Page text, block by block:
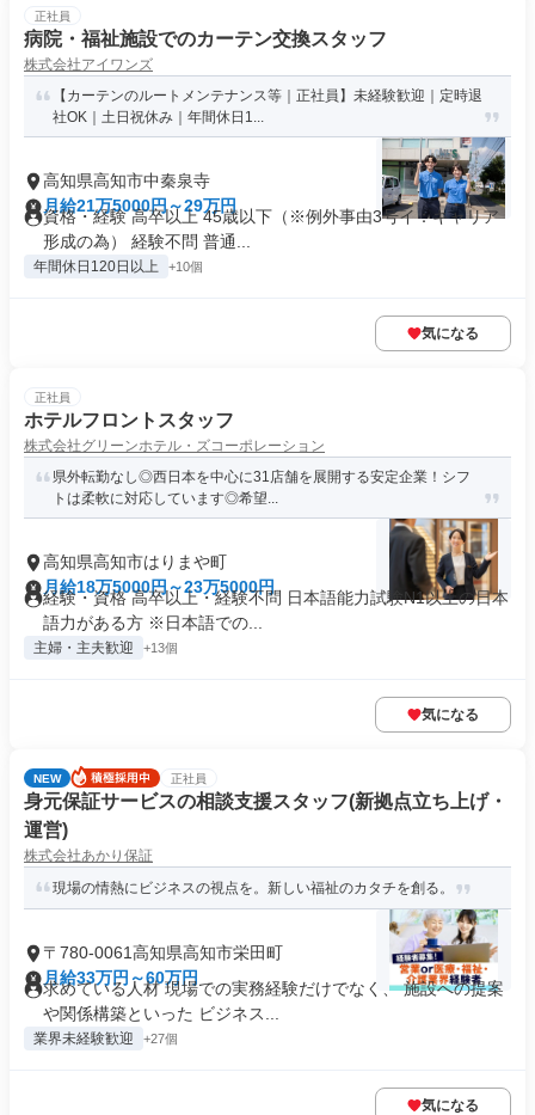
正社員
病院・福祉施設でのカーテン交換スタッフ
株式会社アイワンズ
【カーテンのルートメンテナンス等｜正社員】未経験歓迎｜定時退
社OK｜土日祝休み｜年間休日1...
高知県高知市中秦泉寺
月給21万5000円～29万円
資格・経験 高卒以上 45歳以下（※例外事由3号イ：キャリア
形成の為） 経験不問 普通...
年間休日120日以上 +10個
気になる
正社員
ホテルフロントスタッフ
株式会社グリーンホテル・ズコーポレーション
県外転勤なし◎西日本を中心に31店舗を展開する安定企業！シフ
トは柔軟に対応しています◎希望...
高知県高知市はりまや町
月給18万5000円～23万5000円
経験・資格 高卒以上・経験不問 日本語能力試験N1以上の日本
語力がある方 ※日本語での...
主婦・主夫歓迎 +13個
気になる
NEW 正社員
身元保証サービスの相談支援スタッフ(新拠点立ち上げ・
運営)
株式会社あかり保証
現場の情熱にビジネスの視点を。新しい福祉のカタチを創る。
〒780-0061高知県高知市栄田町
月給33万円～60万円
求めている人材 現場での実務経験だけでなく、 施設への提案
や関係構築といった ビジネス...
業界未経験歓迎 +27個
気になる